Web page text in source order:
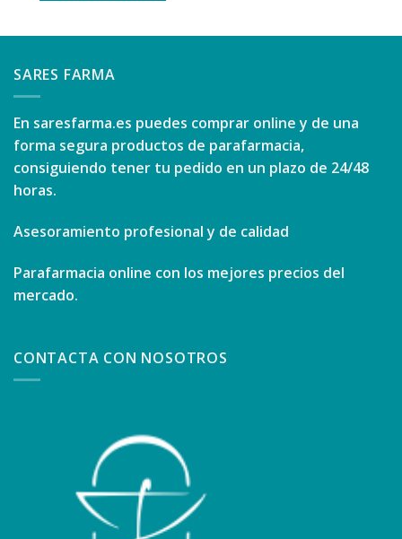
SARES FARMA
En saresfarma.es puedes comprar online y de una
forma segura productos de parafarmacia,
consiguiendo tener tu pedido en un plazo de 24/48
horas.
Asesoramiento profesional y de calidad
Parafarmacia online con los mejores precios del
mercado.
CONTACTA CON NOSOTROS